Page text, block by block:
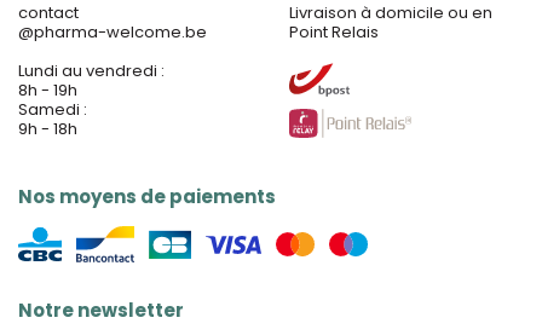
contact
@pharma-welcome.be
Lundi au vendredi :
8h - 19h
Samedi :
9h - 18h
Nos moyens de paiements
Livraison à domicile ou en
Point Relais
Notre newsletter